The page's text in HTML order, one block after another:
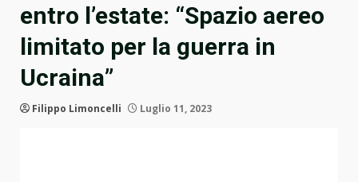
entro l’estate: “Spazio aereo
limitato per la guerra in
Ucraina”
Filippo Limoncelli Luglio 11, 2023